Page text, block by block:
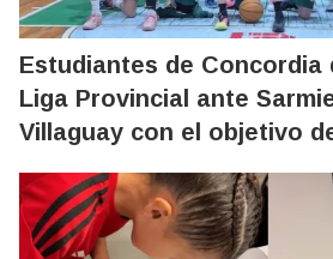
Estudiantes de Concordia
Liga Provincial ante
Villaguay con el objetivo